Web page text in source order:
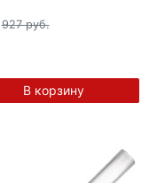
927 руб.
В корзину